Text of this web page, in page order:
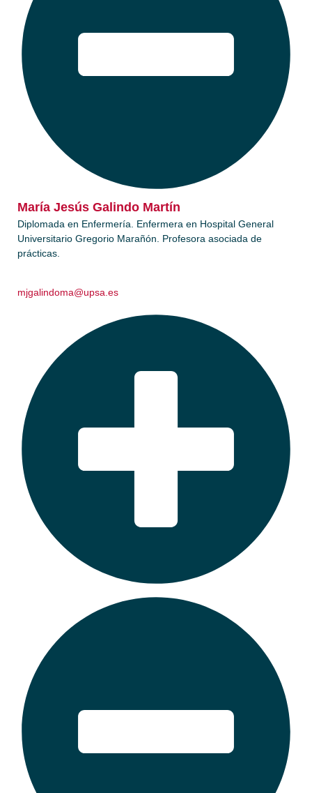
María Jesús Galindo Martín​
Diplomada en Enfermería. Enfermera en Hospital General
Universitario Gregorio Marañón. Profesora asociada de
prácticas.
mjgalindoma@upsa.es